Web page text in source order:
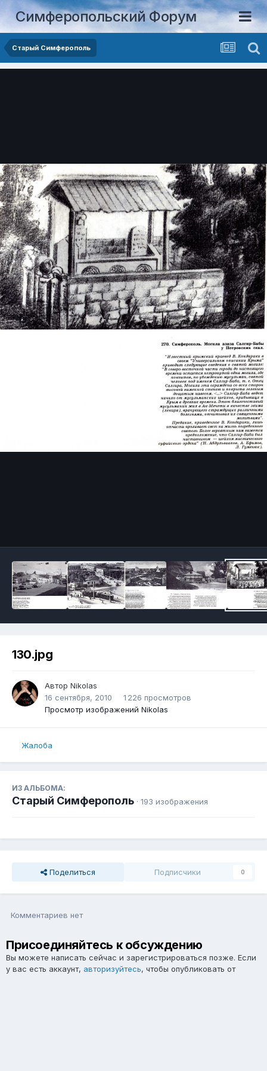
Симферопольский Форум
Старый Симферополь
130.jpg
Автор Nikolas
16 сентября, 2010
1 226 просмотров
Просмотр изображений Nikolas
Жалоба
ИЗ АЛЬБОМА:
Старый Симферополь · 193 изображения
Поделиться Подписчики 0
Комментариев нет
Присоединяйтесь к обсуждению
Вы можете написать сейчас и зарегистрироваться позже. Если
у вас есть аккаунт, авторизуйтесь, чтобы опубликовать от